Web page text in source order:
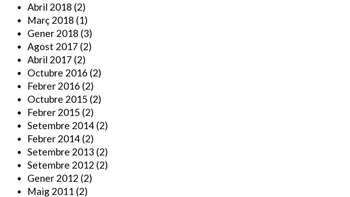
Abril 2018 (2)
Març 2018 (1)
Gener 2018 (3)
Agost 2017 (2)
Abril 2017 (2)
Octubre 2016 (2)
Febrer 2016 (2)
Octubre 2015 (2)
Febrer 2015 (2)
Setembre 2014 (2)
Febrer 2014 (2)
Setembre 2013 (2)
Setembre 2012 (2)
Gener 2012 (2)
Maig 2011 (2)